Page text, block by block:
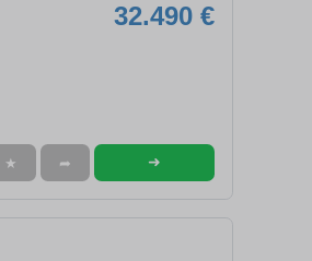
32.490 €
★ ➦ ➜